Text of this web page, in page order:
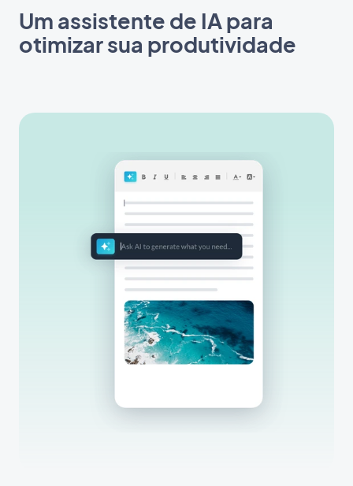
Um assistente de IA para
otimizar sua produtividade